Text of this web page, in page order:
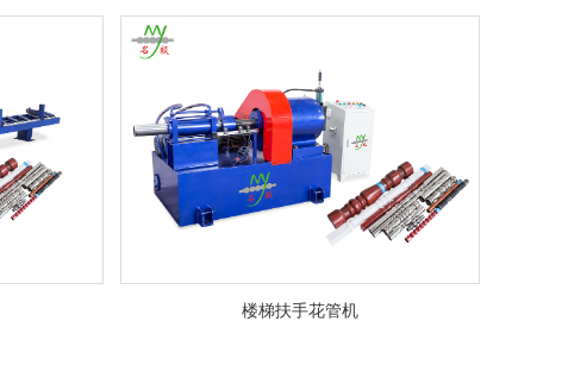
楼梯扶手花管机